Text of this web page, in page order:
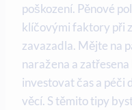
poškození. Pěnové
klíčovými faktory při
zavazadla. Mějte na
naražena a
investovat čas a péči
věcí. S těmito tipy